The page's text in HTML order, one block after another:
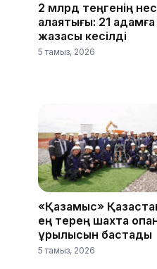
2 млрд теңгенің
алаяқтығы: 21
жазасы кесілді
5 тамыз, 2026
«Қазақмыс»
ең терең шахта
құрылысын бастады
5 тамыз, 2026